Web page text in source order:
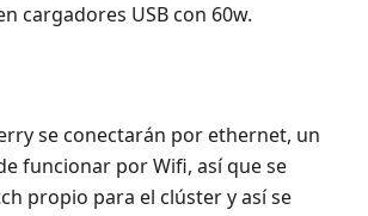
cargadores USB con 60w.
se conectarán por ethernet, un
funcionar por Wifi, así que se
propio para el clúster y así se